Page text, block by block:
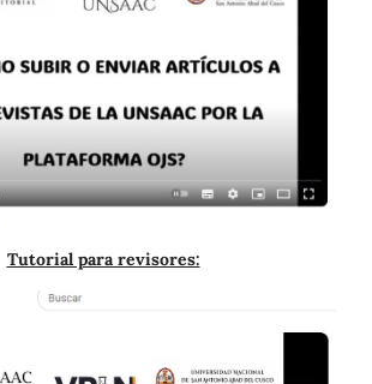
Tutorial para revisores: